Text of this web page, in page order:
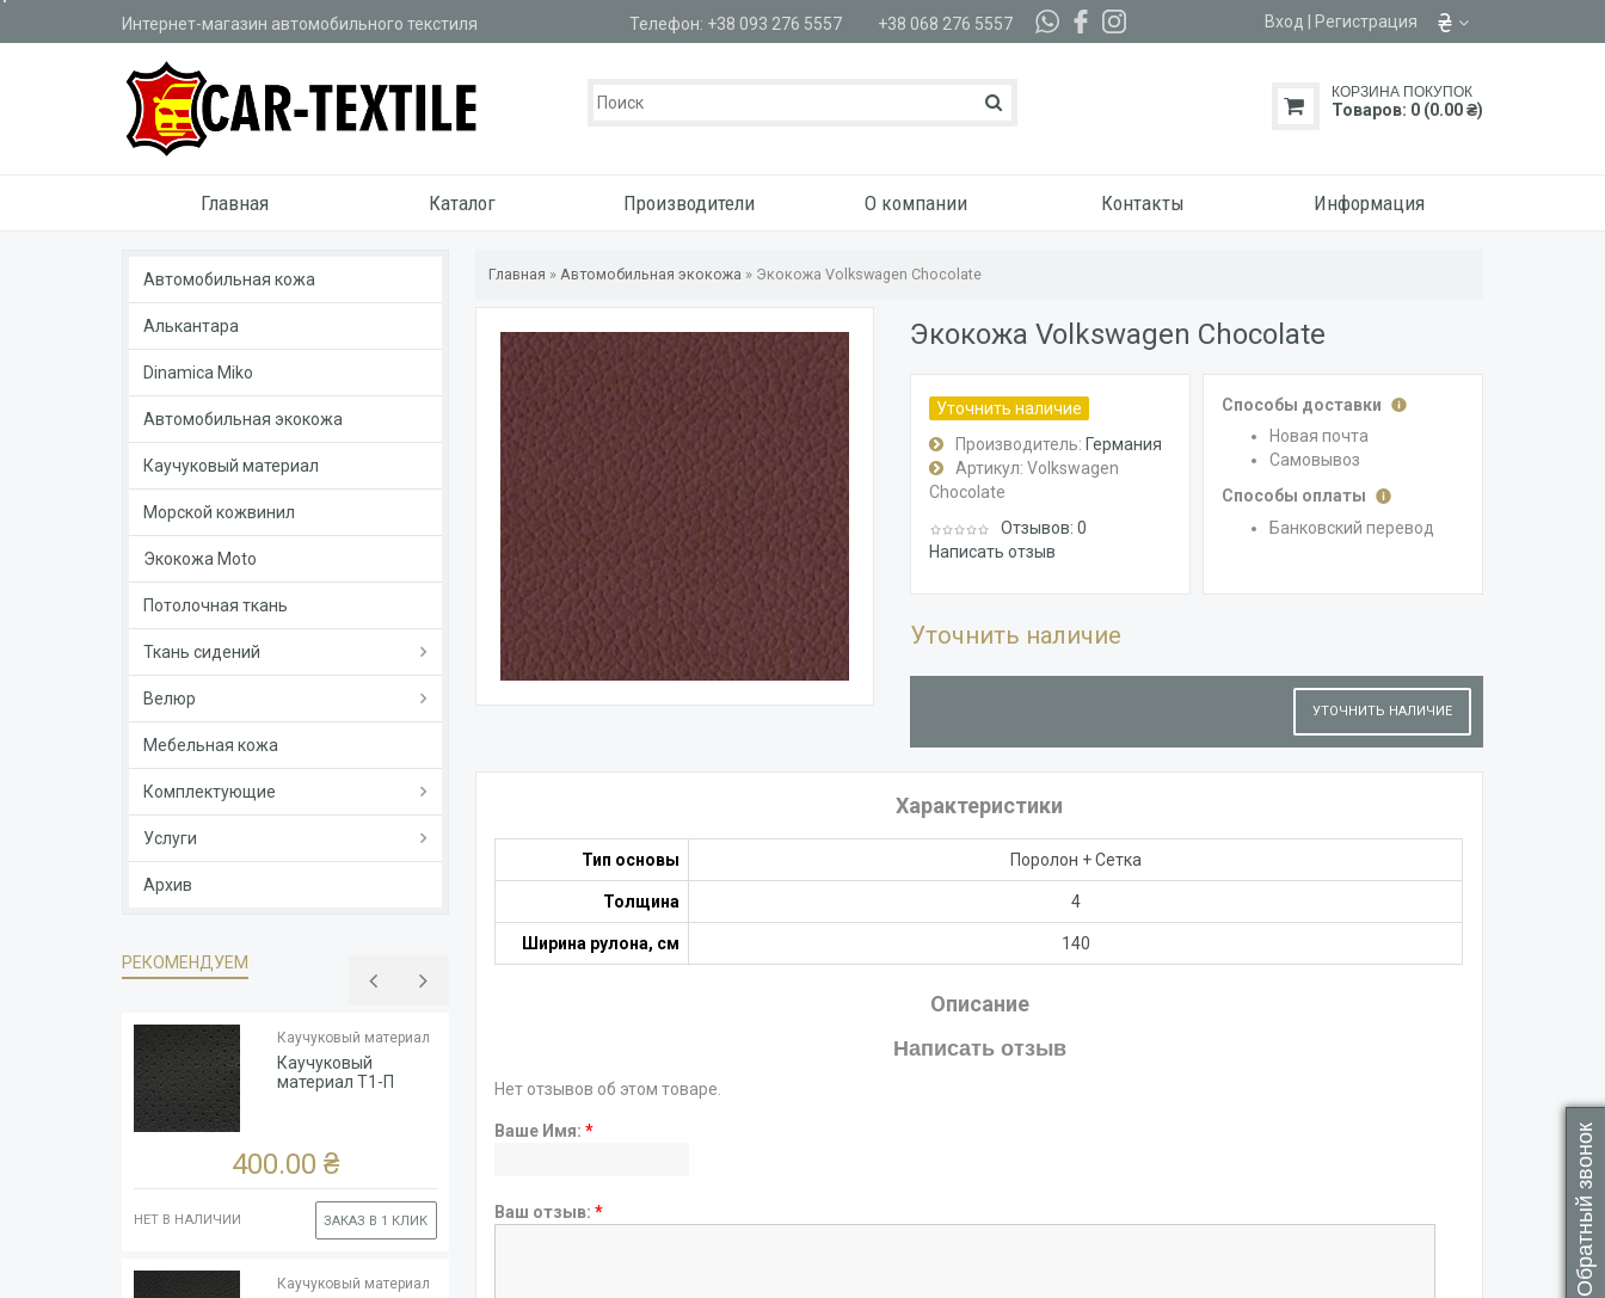
Обратный звонок
Интернет-магазин автомобильного текстиля Телефон: +38 093 276 5557 +38 068 276 5557 Вход Регистрация
КОРЗИНА ПОКУПОК
Товаров: 0 (0.00 ₴)
Главная Каталог Производители О компании Контакты Информация
Автомобильная кожа
Алькантара
Dinamica Miko
Автомобильная экокожа
Каучуковый материал
Морской кожвинил
Экокожа Moto
Потолочная ткань
Ткань сидений
Велюр
Мебельная кожа
Комплектующие
Услуги
Архив
РЕКОМЕНДУЕМ
основы
Каучук
Толщина
1.8
Цвет
Чёрный
Ширина
рулона,
см
140
Каучуковый материал
Каучуковый
материал Т1-П
400.00 ₴
НЕТ В НАЛИЧИИ ЗАКАЗ В 1 КЛИК
(глянцевый)Каучуковый материал
Главная »Автомобильная экокожа » Экокожа Volkswagen Chocolate
Экокожа Volkswagen Chocolate
Уточнить наличие
Производитель: Германия
Артикул: Volkswagen
Chocolate
Отзывов: 0
Написать отзыв
Способы доставки
Новая почта
Самовывоз
Способы оплаты
Банковский перевод
Уточнить наличие
УТОЧНИТЬ НАЛИЧИЕ
Характеристики
Тип основы Поролон + Сетка
Толщина 4
Ширина рулона, см 140
Описание
Написать отзыв
Нет отзывов об этом товаре.
Ваше Имя:*
Ваш отзыв:*